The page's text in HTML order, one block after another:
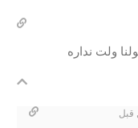
ولت نداره